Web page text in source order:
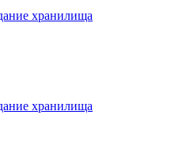
хранилища
хранилища